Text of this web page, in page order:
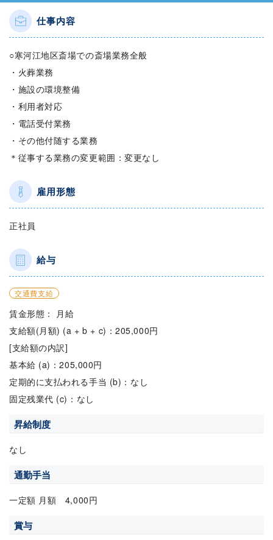
仕事内容
○寒河江地区斎場での斎場業務全般
・火葬業務
・施設の環境整備
・利用者対応
・電話受付業務
・その他付随する業務
＊従事する業務の変更範囲：変更なし
雇用形態
正社員
給与
交通費支給
賃金形態： 月給
支給額(月額) (a + b + c)：205,000円
[支給額の内訳]
基本給 (a)：205,000円
定期的に支払われる手当 (b)：なし
固定残業代 (c)：なし
昇給制度
なし
通勤手当
一定額 月額 4,000円
賞与